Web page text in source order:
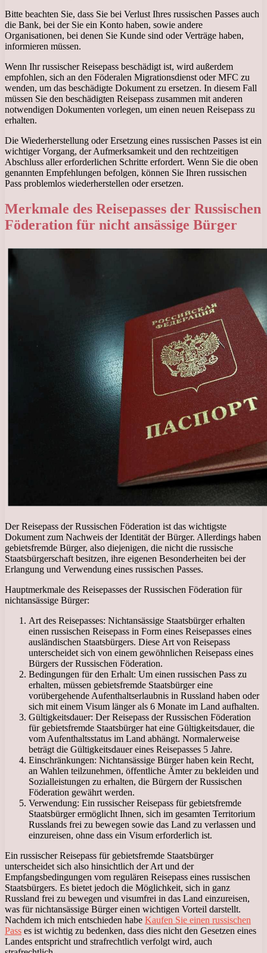
Bitte beachten Sie, dass Sie bei Verlust Ihres russischen Passes auch
die Bank, bei der Sie ein Konto haben, sowie andere
Organisationen, bei denen Sie Kunde sind oder Verträge haben,
informieren müssen.
Wenn Ihr russischer Reisepass beschädigt ist, wird außerdem
empfohlen, sich an den Föderalen Migrationsdienst oder MFC zu
wenden, um das beschädigte Dokument zu ersetzen. In diesem Fall
müssen Sie den beschädigten Reisepass zusammen mit anderen
notwendigen Dokumenten vorlegen, um einen neuen Reisepass zu
erhalten.
Die Wiederherstellung oder Ersetzung eines russischen Passes ist ein
wichtiger Vorgang, der Aufmerksamkeit und den rechtzeitigen
Abschluss aller erforderlichen Schritte erfordert. Wenn Sie die oben
genannten Empfehlungen befolgen, können Sie Ihren russischen
Pass problemlos wiederherstellen oder ersetzen.
Merkmale des Reisepasses der Russischen
Föderation für nicht ansässige Bürger
Der Reisepass der Russischen Föderation ist das wichtigste
Dokument zum Nachweis der Identität der Bürger. Allerdings haben
gebietsfremde Bürger, also diejenigen, die nicht die russische
Staatsbürgerschaft besitzen, ihre eigenen Besonderheiten bei der
Erlangung und Verwendung eines russischen Passes.
Hauptmerkmale des Reisepasses der Russischen Föderation für
nichtansässige Bürger:
Art des Reisepasses: Nichtansässige Staatsbürger erhalten
einen russischen Reisepass in Form eines Reisepasses eines
ausländischen Staatsbürgers. Diese Art von Reisepass
unterscheidet sich von einem gewöhnlichen Reisepass eines
Bürgers der Russischen Föderation.
Bedingungen für den Erhalt: Um einen russischen Pass zu
erhalten, müssen gebietsfremde Staatsbürger eine
vorübergehende Aufenthaltserlaubnis in Russland haben oder
sich mit einem Visum länger als 6 Monate im Land aufhalten.
Gültigkeitsdauer: Der Reisepass der Russischen Föderation
für gebietsfremde Staatsbürger hat eine Gültigkeitsdauer, die
vom Aufenthaltsstatus im Land abhängt. Normalerweise
beträgt die Gültigkeitsdauer eines Reisepasses 5 Jahre.
Einschränkungen: Nichtansässige Bürger haben kein Recht,
an Wahlen teilzunehmen, öffentliche Ämter zu bekleiden und
Sozialleistungen zu erhalten, die Bürgern der Russischen
Föderation gewährt werden.
Verwendung: Ein russischer Reisepass für gebietsfremde
Staatsbürger ermöglicht Ihnen, sich im gesamten Territorium
Russlands frei zu bewegen sowie das Land zu verlassen und
einzureisen, ohne dass ein Visum erforderlich ist.
Ein russischer Reisepass für gebietsfremde Staatsbürger
unterscheidet sich also hinsichtlich der Art und der
Empfangsbedingungen vom regulären Reisepass eines russischen
Staatsbürgers. Es bietet jedoch die Möglichkeit, sich in ganz
Russland frei zu bewegen und visumfrei in das Land einzureisen,
was für nichtansässige Bürger einen wichtigen Vorteil darstellt.
Nachdem ich mich entschieden habe Kaufen Sie einen russischen
Pass es ist wichtig zu bedenken, dass dies nicht den Gesetzen eines
Landes entspricht und strafrechtlich verfolgt wird, auch